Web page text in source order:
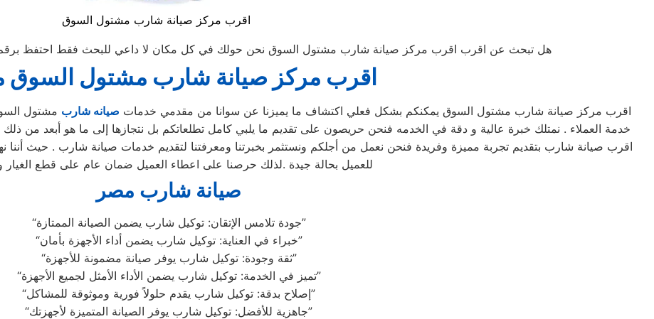
اقرب مركز صيانة شارب مشتول السوق
هل تبحث عن اقرب اقرب مركز صيانة شارب مشتول السوق نحن حولك في كل مكان لا داعي للبحث فقط احتفظ برقم الهاتف
اقرب مركز صيانة شارب مشتول السوق
اقرب مركز صيانة شارب مشتول السوق يمكنكم بشكل فعلي اكتشاف ما يميزنا عن سوانا من مقدمي خدمات صيانه شارب مشتول
خدمة العملاء . نمتلك خبرة عالية و دقة في الخدمه فنحن حريصون على تقديم ما يلبي كامل تطلعاتكم بل نتجازها إلى ما هو أبعد من
اقرب صيانة شارب بتقديم تجربة مميزة وفريدة فنحن نعمل من أجلكم ونستثمر بخبرتنا ومعرفتنا لتقديم خدمات صيانة شارب . حيث أننا
للعميل بحالة جيدة .لذلك حرصنا على اعطاء العميل ضمان عام على قطع الغيار
صيانة شارب مصر
“جودة تلامس الإتقان: توكيل شارب يضمن الصيانة الممتازة”
“خبراء في العناية: توكيل شارب يضمن أداء الأجهزة بأمان”
“ثقة وجودة: توكيل شارب يوفر صيانة مضمونة للأجهزة”
“تميز في الخدمة: توكيل شارب يضمن الأداء الأمثل لجميع الأجهزة”
“إصلاح بدقة: توكيل شارب يقدم حلولاً فورية وموثوقة للمشاكل”
“جاهزية للأفضل: توكيل شارب يوفر الصيانة المتميزة لأجهزتك”